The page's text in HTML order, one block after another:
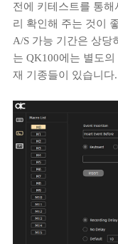
전에 키테스트를 통해
리 확인해 주는 것이
A/S 가능 기간은 상당
는 QK100에는 별도
재 기종들이 있습니다.